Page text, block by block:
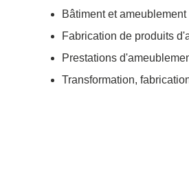
Bâtiment et ameublement
Fabrication de produits
Prestations
Transformation,